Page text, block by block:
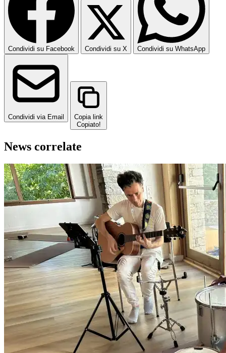
Condividi su Facebook Condividi su X Condividi su WhatsApp
Condividi via Email
Copia link
Copiato!
News correlate